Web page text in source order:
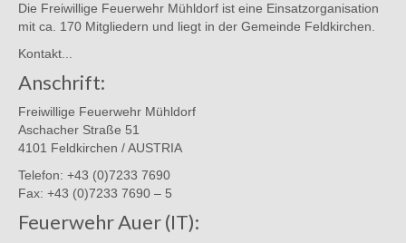
Die Freiwillige Feuerwehr Mühldorf ist eine Einsatzorganisation
mit ca. 170 Mitgliedern und liegt in der Gemeinde Feldkirchen.
Kontakt...
Anschrift:
Freiwillige Feuerwehr Mühldorf
Aschacher Straße 51
4101 Feldkirchen / AUSTRIA
Telefon: +43 (0)7233 7690
Fax: +43 (0)7233 7690 – 5
Feuerwehr Auer (IT):